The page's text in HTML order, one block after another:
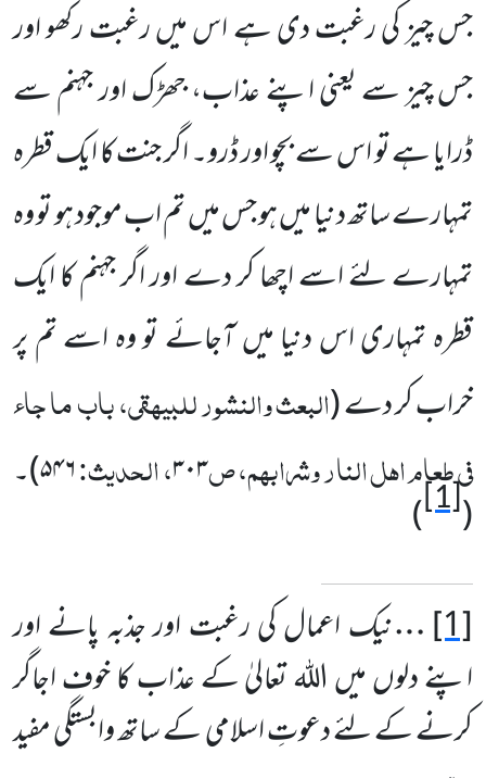
جس چیز کی رغبت دی ہے اس میں رغبت رکھو اور
جس چیز سے یعنی اپنے عذاب، جھڑک اور جہنم سے
ڈرایا ہے تو اس سے بچو اور ڈرو۔ اگر جنت کا ایک قطرہ
تمہارے ساتھ دنیا میں ہو جس میں تم اب موجودہو تو وہ
تمہارے لئے اسے اچھا کر دے اور اگر جہنم کا ایک
قطرہ تمہاری اس دنیا میں آجائے تو وہ اسے تم پر
خراب کر دے(البعث والنشور للبیہقی، باب ما جاء
فی طعام اہل النار وشرابہم، ص۳۰۳، الحدیث:۵۴۶)۔
(
[1]
)
[1]
…نیک اعمال کی رغبت اور جذبہ پانے اور
اپنے دلوں میں اللہ تعالیٰ کے عذاب کا خوف اجاگر
کرنے کے لئے دعوتِ اسلامی کے ساتھ وابستگی مفید